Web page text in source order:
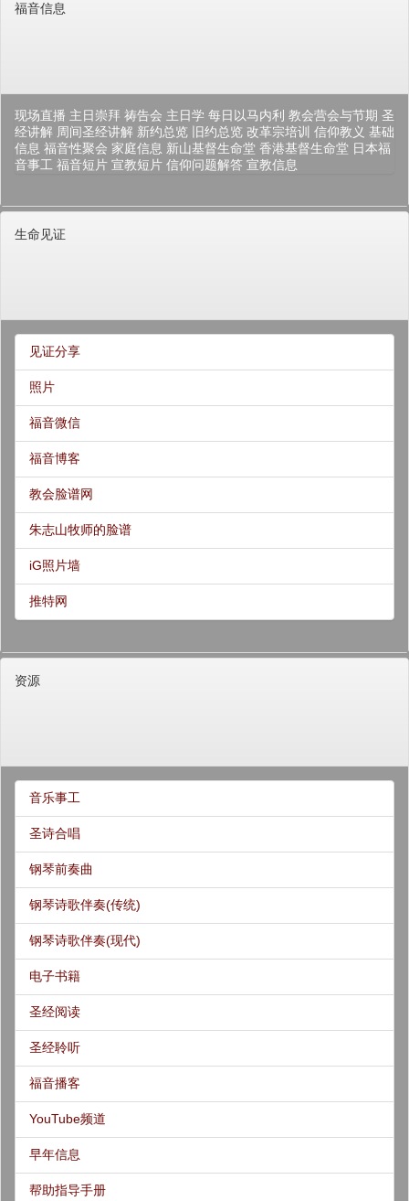
福音信息
现场直播 主日崇拜 祷告会 主日学 每日以马内利 教会营会与节期 圣
经讲解 周间圣经讲解 新约总览 旧约总览 改革宗培训 信仰教义 基础
信息 福音性聚会 家庭信息 新山基督生命堂 香港基督生命堂 日本福
音事工 福音短片 宣教短片 信仰问题解答 宣教信息
生命见证
见证分享
照片
福音微信
福音博客
教会脸谱网
朱志山牧师的脸谱
iG照片墙
推特网
资源
音乐事工
圣诗合唱
钢琴前奏曲
钢琴诗歌伴奏(传统)
钢琴诗歌伴奏(现代)
电子书籍
圣经阅读
圣经聆听
福音播客
YouTube频道
早年信息
帮助指导手册